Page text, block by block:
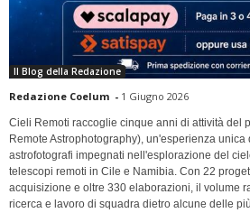
Il Blog della Redazione
Redazione Coelum - 1 Giugno 2026
Cieli Remoti raccoglie cinque anni di attività del
Remote Astrophotography), un'esperienza
astrofotografi impegnati nell'esplorazione del
telescopi remoti in Cile e Namibia. Con 22
acquisizione e oltre 330 elaborazioni, il volume
ricerca e lavoro di squadra dietro alcune delle